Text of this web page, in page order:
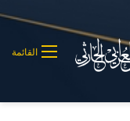
القائمة